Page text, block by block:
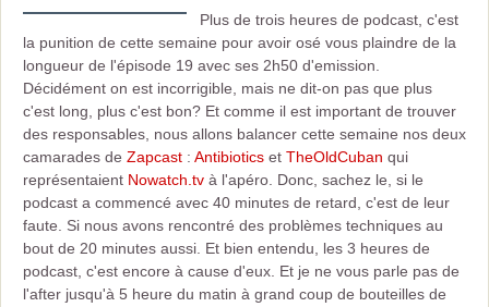
Plus de trois heures de podcast, c'est
la punition de cette semaine pour avoir osé vous plaindre de la
longueur de l'épisode 19 avec ses 2h50 d'emission.
Décidément on est incorrigible, mais ne dit-on pas que plus
c'est long, plus c'est bon? Et comme il est important de trouver
des responsables, nous allons balancer cette semaine nos deux
camarades de Zapcast : Antibiotics et TheOldCuban qui
représentaient Nowatch.tv à l'apéro. Donc, sachez le, si le
podcast a commencé avec 40 minutes de retard, c'est de leur
faute. Si nous avons rencontré des problèmes techniques au
bout de 20 minutes aussi. Et bien entendu, les 3 heures de
podcast, c'est encore à cause d'eux. Et je ne vous parle pas de
l'after jusqu'à 5 heure du matin à grand coup de bouteilles de